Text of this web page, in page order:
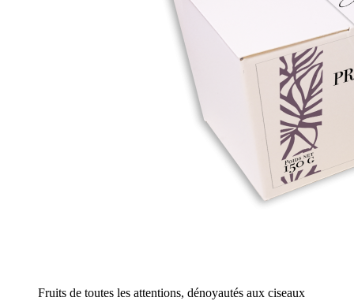
Fruits de toutes les attentions, dénoyautés aux ciseaux